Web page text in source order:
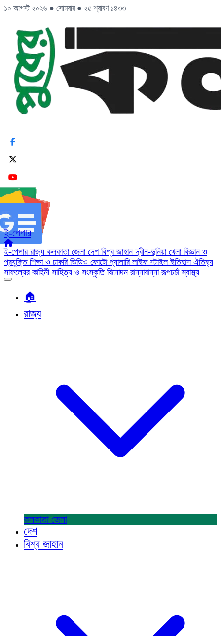
১০ আগস্ট ২০২৬ ● সোমবার ● ২৫ শ্রাবণ ১৪৩৩
ই-পেপার
ই-পেপার রাজ্য কলকাতা জেলা দেশ বিশ্ব জাহানদ্বীন-দুনিয়া খেলা বিজ্ঞান ও
প্রযুক্তি শিক্ষা ও চাকরি ভিডিও ফোটো গ্যালারি লাইফ স্টাইলইতিহাস ঐতিহ্য
সাফল্যের কাহিনী সাহিত্য ও সংস্কৃতি বিনোদন রান্নাবান্নারূপচর্চাস্বাস্থ্য
🏠︎
রাজ্য
কলকাতা জেলা
দেশ
বিশ্ব জাহান